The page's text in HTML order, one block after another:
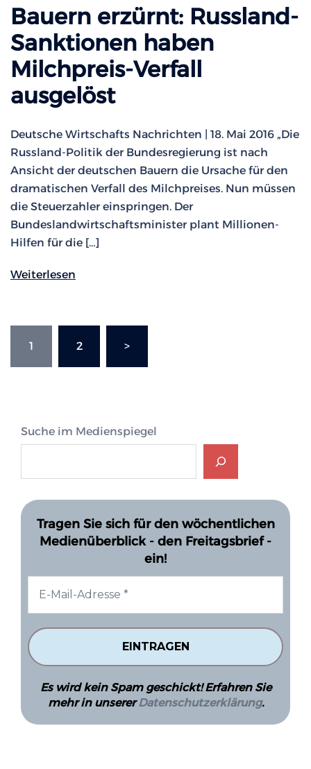
Bauern erzürnt: Russland-
Sanktionen haben
Milchpreis-Verfall
ausgelöst
Deutsche Wirtschafts Nachrichten | 18. Mai 2016 „Die
Russland-Politik der Bundesregierung ist nach
Ansicht der deutschen Bauern die Ursache für den
dramatischen Verfall des Milchpreises. Nun müssen
die Steuerzahler einspringen. Der
Bundeslandwirtschaftsminister plant Millionen-
Hilfen für die […]
Weiterlesen
der
Beiträge
1 2 >
Suche im Medienspiegel
Tragen Sie sich für den wöchentlichen
Medienüberblick - den Freitagsbrief -
ein!
Es wird kein Spam geschickt! Erfahren Sie
mehr in unsererDatenschutzerklärung.